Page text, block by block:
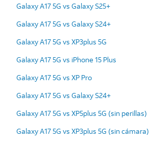
Galaxy A17 5G vs Galaxy S25+
Galaxy A17 5G vs Galaxy S24+
Galaxy A17 5G vs XP3plus 5G
Galaxy A17 5G vs iPhone 15 Plus
Galaxy A17 5G vs XP Pro
Galaxy A17 5G vs Galaxy S24+
Galaxy A17 5G vs XP5plus 5G (sin perillas)
Galaxy A17 5G vs XP3plus 5G (sin cámara)